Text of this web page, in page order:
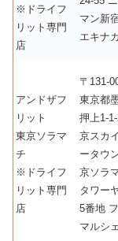
※ドライフ
リット専門
店
マン新
エキナカ
アンドザフ
リット
東京ソラマ
チ
※ドライフ
リット専門
店
〒131-
東京都
押上1-
京スカ
ータウ
京ソラ
タワー
5番地
マルシェ